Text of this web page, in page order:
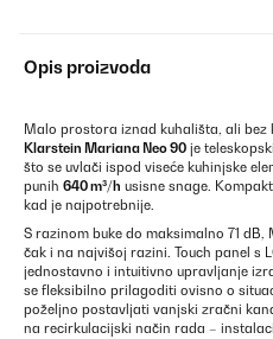
Opis proizvoda
Malo prostora iznad kuhališta, ali
Klarstein Mariana Neo 90 je
što se uvlači ispod viseće kuhinjske
punih 640 m³/h usisne snage.
kad je najpotrebnije.
S razinom buke do maksimalno 71
čak i na najvišoj razini. Touch panel s
jednostavno i intuitivno upravljanje
se fleksibilno prilagoditi ovisno o
poželjno postavljati vanjski zračni
na recirkulacijski način rada –